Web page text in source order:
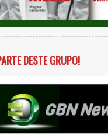
DESTE GRUPO!